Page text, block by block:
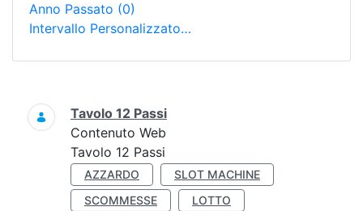
Anno Passato (0)
Intervallo Personalizzato…
Ricerca
Tavolo 12 Passi
Contenuto Web
Tavolo 12 Passi
AZZARDO
SLOT MACHINE
SCOMMESSE
LOTTO